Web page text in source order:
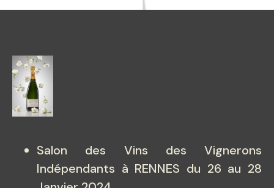
Salon des Vins des Vignerons
Indépendants à RENNES du 26 au 28